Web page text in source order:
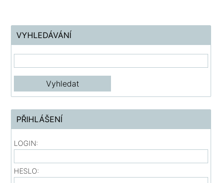
VYHLEDÁVÁNÍ
PŘIHLÁŠENÍ
LOGIN:
HESLO: